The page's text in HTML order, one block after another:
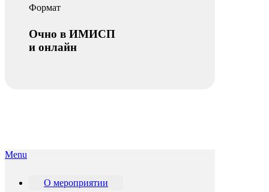
Формат
Очно в ИМИСП
и онлайн
Menu
О мероприятии